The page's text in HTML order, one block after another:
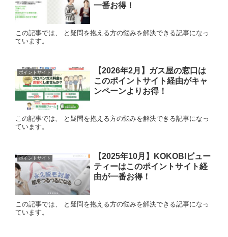
一番お得！
この記事では、 と疑問を抱える方の悩みを解決できる記事になっ
ています。
ポイントサイト
【2026年2月】ガス屋の窓口は
このポイントサイト経由がキャ
ンペーンよりお得！
この記事では、 と疑問を抱える方の悩みを解決できる記事になっ
ています。
ポイントサイト
【2025年10月】KOKOBIビュー
ティーはこのポイントサイト経
由が一番お得！
この記事では、 と疑問を抱える方の悩みを解決できる記事になっ
ています。